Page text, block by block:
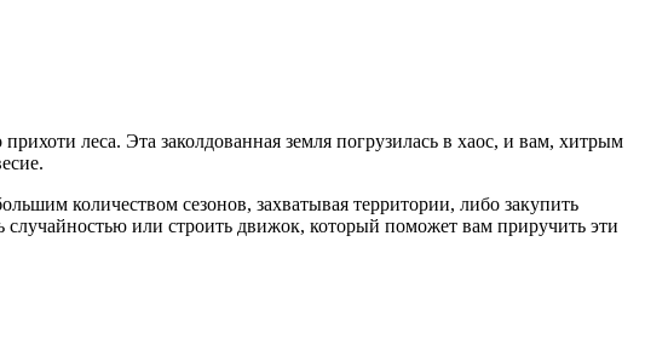
леса. Эта заколдованная земля погрузилась в хаос, и вам, хитрым
количеством сезонов, захватывая территории, либо закупить
случайностью или строить движок, который поможет вам приручить эти